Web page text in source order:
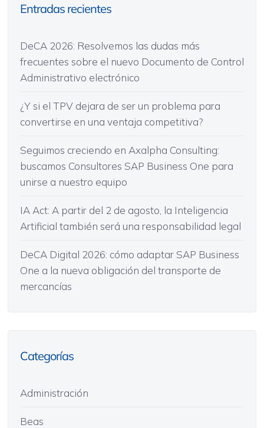
Entradas recientes
DeCA 2026: Resolvemos las dudas más
frecuentes sobre el nuevo Documento de Control
Administrativo electrónico
¿Y si el TPV dejara de ser un problema para
convertirse en una ventaja competitiva?
Seguimos creciendo en Axalpha Consulting:
buscamos Consultores SAP Business One para
unirse a nuestro equipo
IA Act: A partir del 2 de agosto, la Inteligencia
Artificial también será una responsabilidad legal
DeCA Digital 2026: cómo adaptar SAP Business
One a la nueva obligación del transporte de
mercancías
Categorías
Administración
Beas